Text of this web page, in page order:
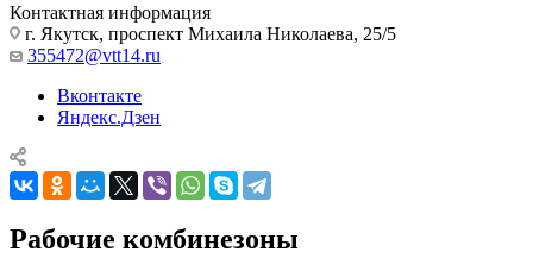
Контактная информация
г. Якутск, проспект Михаила Николаева, 25/5
355472@vtt14.ru
Вконтакте
Яндекс.Дзен
Рабочие комбинезоны